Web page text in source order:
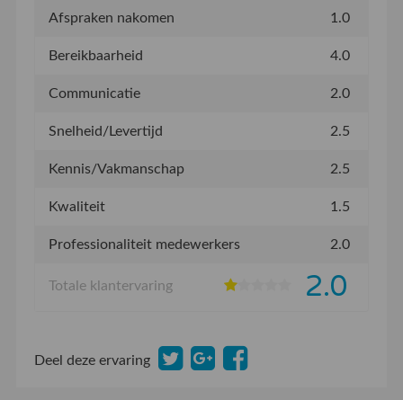
Afspraken nakomen 1.0
Bereikbaarheid 4.0
Communicatie 2.0
Snelheid/Levertijd 2.5
Kennis/Vakmanschap 2.5
Kwaliteit 1.5
Professionaliteit medewerkers 2.0
Totale klantervaring 2.0
Deel deze ervaring